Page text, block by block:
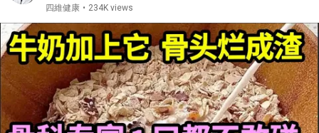
四維健康 • 234K views